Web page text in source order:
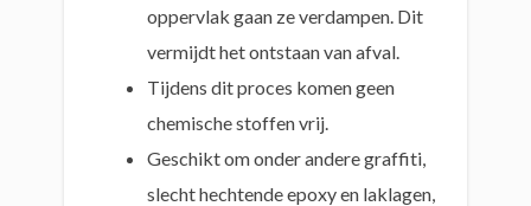
oppervlak gaan ze verdampen. Dit
vermijdt het ontstaan van afval.
Tijdens dit proces komen geen
chemische stoffen vrij.
Geschikt om onder andere graffiti,
slecht hechtende epoxy en laklagen,